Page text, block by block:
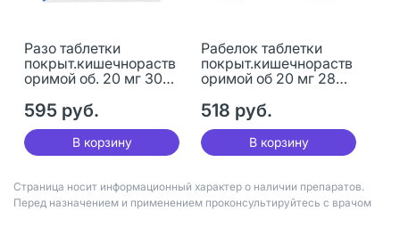
Разо таблетки
покрыт.кишечнораств
оримой об. 20 мг 30
595 руб.
В корзину
Рабелок таблетки
покрыт.кишечнораств
оримой об 20 мг 28
518 руб.
В корзину
Страница носит информационный характер о наличии препаратов.
Перед назначением и применением проконсультируйтесь с врачом